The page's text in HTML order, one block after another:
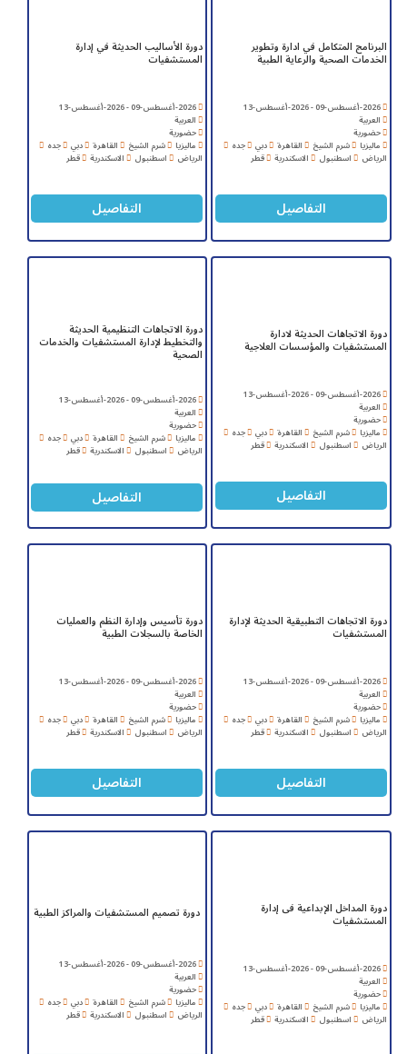
البرنامج المتكامل في ادارة وتطوير
الخدمات الصحية والرعاية الطبية
2026-أغسطس-09 - 2026-أغسطس-13
العربية
حضورية
ماليزيا شرم الشيخ القاهرة دبي جده
الرياض اسطنبول الاسكندرية قطر
التفاصيل
دورة الأساليب الحديثة في إدارة
المستشفيات
2026-أغسطس-09 - 2026-أغسطس-13
العربية
حضورية
ماليزيا شرم الشيخ القاهرة دبي جده
الرياض اسطنبول الاسكندرية قطر
التفاصيل
دورة الاتجاهات الحديثة لادارة
المستشفيات والمؤسسات العلاجية
2026-أغسطس-09 - 2026-أغسطس-13
العربية
حضورية
ماليزيا شرم الشيخ القاهرة دبي جده
الرياض اسطنبول الاسكندرية قطر
التفاصيل
دورة الاتجاهات التنظيمية الحديثة
والتخطيط لإدارة المستشفيات والخدمات
الصحية
2026-أغسطس-09 - 2026-أغسطس-13
العربية
حضورية
ماليزيا شرم الشيخ القاهرة دبي جده
الرياض اسطنبول الاسكندرية قطر
التفاصيل
دورة الاتجاهات التطبيقية الحديثة لإدارة
المستشفيات
2026-أغسطس-09 - 2026-أغسطس-13
العربية
حضورية
ماليزيا شرم الشيخ القاهرة دبي جده
الرياض اسطنبول الاسكندرية قطر
التفاصيل
دورة تأسيس وإدارة النظم والعمليات
الخاصة بالسجلات الطبية
2026-أغسطس-09 - 2026-أغسطس-13
العربية
حضورية
ماليزيا شرم الشيخ القاهرة دبي جده
الرياض اسطنبول الاسكندرية قطر
التفاصيل
دورة المداخل الإبداعية فى إدارة
المستشفيات
2026-أغسطس-09 - 2026-أغسطس-13
العربية
حضورية
ماليزيا شرم الشيخ القاهرة دبي جده
الرياض اسطنبول الاسكندرية قطر
دورة تصميم المستشفيات والمراكز الطبية
2026-أغسطس-09 - 2026-أغسطس-13
العربية
حضورية
ماليزيا شرم الشيخ القاهرة دبي جده
الرياض اسطنبول الاسكندرية قطر